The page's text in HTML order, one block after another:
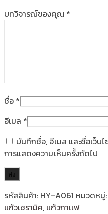
บทวิจารณ์ของคุณ *
ชื่อ *
อีเมล *
บันทึกชื่อ, อีเมล และชื่อเว็บ
การแสดงความเห็นครั้งถัดไป
รหัสสินค้า: HY-A061 หมวดหมู่:
แก้วเซรามิค, แก้วกาเเฟ